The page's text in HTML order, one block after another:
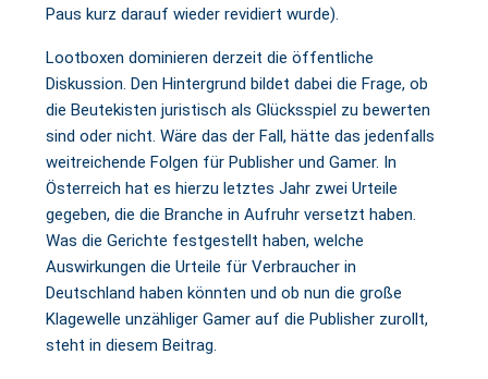
Paus kurz darauf wieder revidiert wurde).
Lootboxen dominieren derzeit die öffentliche
Diskussion. Den Hintergrund bildet dabei die Frage, ob
die Beutekisten juristisch als Glücksspiel zu bewerten
sind oder nicht. Wäre das der Fall, hätte das jedenfalls
weitreichende Folgen für Publisher und Gamer. In
Österreich hat es hierzu letztes Jahr zwei Urteile
gegeben, die die Branche in Aufruhr versetzt haben.
Was die Gerichte festgestellt haben, welche
Auswirkungen die Urteile für Verbraucher in
Deutschland haben könnten und ob nun die große
Klagewelle unzähliger Gamer auf die Publisher zurollt,
steht in diesem Beitrag.